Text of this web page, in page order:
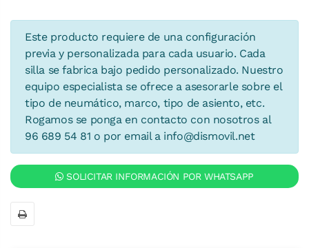
Este producto requiere de una configuración
previa y personalizada para cada usuario. Cada
silla se fabrica bajo pedido personalizado. Nuestro
equipo especialista se ofrece a asesorarle sobre el
tipo de neumático, marco, tipo de asiento, etc.
Rogamos se ponga en contacto con nosotros al
96 689 54 81 o por email a info@dismovil.net
SOLICITAR INFORMACIÓN POR WHATSAPP